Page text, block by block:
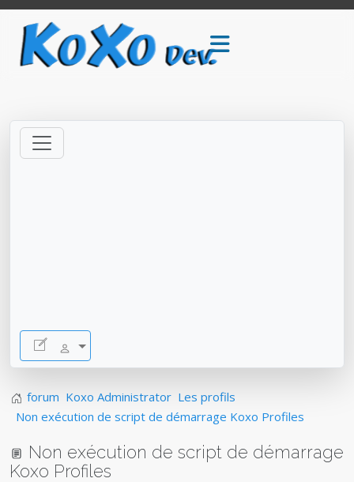
forum Koxo Administrator Les profils
Non exécution de script de démarrage Koxo Profiles
Non exécution de script de démarrage
Koxo Profiles